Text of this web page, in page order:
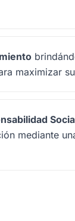
maximizar
mediante